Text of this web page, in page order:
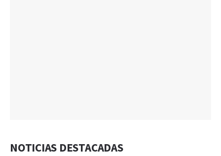
NOTICIAS DESTACADAS